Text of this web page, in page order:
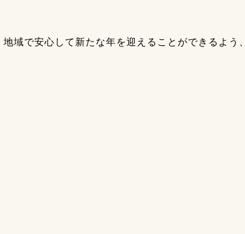
域で安心して新たな年を迎えることができるよう、